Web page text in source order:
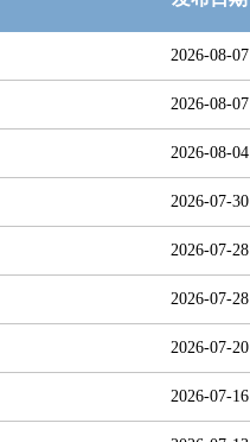
2026-08-07
2026-08-07
2026-08-04
2026-07-30
2026-07-28
2026-07-28
2026-07-20
2026-07-16